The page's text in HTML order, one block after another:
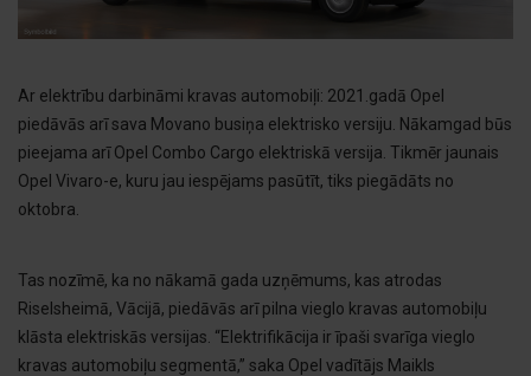
Ar elektrību darbināmi kravas automobiļi: 2021.gadā Opel
piedāvās arī sava Movano busiņa elektrisko versiju. Nākamgad būs
pieejama arī Opel Combo Cargo elektriskā versija. Tikmēr jaunais
Opel Vivaro-e, kuru jau iespējams pasūtīt, tiks piegādāts no
oktobra.
Tas nozīmē, ka no nākamā gada uzņēmums, kas atrodas
Riselsheimā, Vācijā, piedāvās arī pilna vieglo kravas automobiļu
klāsta elektriskās versijas. “Elektrifikācija ir īpaši svarīga vieglo
kravas automobiļu segmentā,” saka Opel vadītājs Maikls